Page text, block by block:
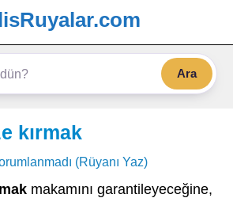
Ara
kırmak
(Rüyanı Yaz)
makamını garantileyeceğine,